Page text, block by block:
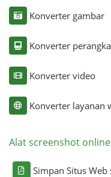
Konverter gambar
Konverter
Konverter video
Konverter layanan
Alat screenshot online
Simpan Situs Web